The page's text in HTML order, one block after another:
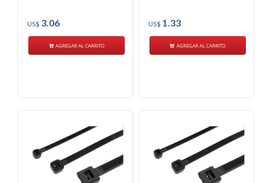
US$ 3.06
AGREGAR AL CARRITO
US$1.33
AGREGAR AL CARRITO